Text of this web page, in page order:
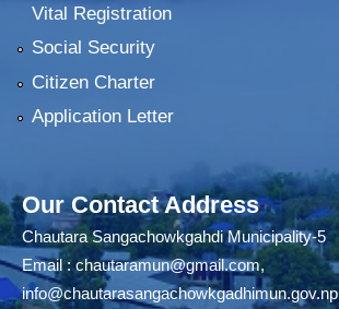
Vital Registration
Social Security
Citizen Charter
Application Letter
Our Contact Address
Chautara Sangachowkgahdi Municipality-5
Email :chautaramun@gmail.com,
info@chautarasangachowkgadhimun.gov.np